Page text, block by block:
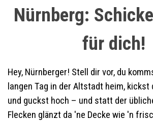
Nürnberg:
für dich!
Hey, Nürnberger! Stell dir vor, du
langen Tag in der Altstadt heim, kickst
und guckst hoch – und statt der
Flecken glänzt da 'ne Decke wie 'n